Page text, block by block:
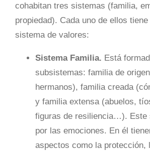
cohabitan tres sistemas (familia,
propiedad). Cada uno de ellos
sistema de valores:
Sistema Familia. Está
subsistemas: familia de
hermanos), familia creada
y familia extensa (abuelos,
figuras de resiliencia…). Este
por las emociones. En él
aspectos como la protección,